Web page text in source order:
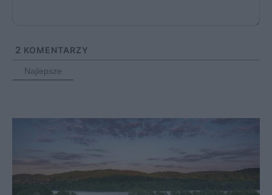
2 KOMENTARZY
Najlepsze